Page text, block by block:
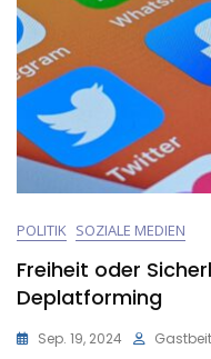
POLITIK SOZIALE MEDIEN
Freiheit oder
Deplatforming
Sep. 19, 2024